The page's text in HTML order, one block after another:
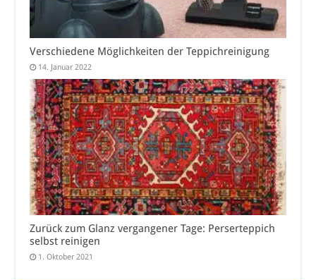
Verschiedene Möglichkeiten der Teppichreinigung
14. Januar 2022
Zurück zum Glanz vergangener Tage: Perserteppich
selbst reinigen
1. Oktober 2021